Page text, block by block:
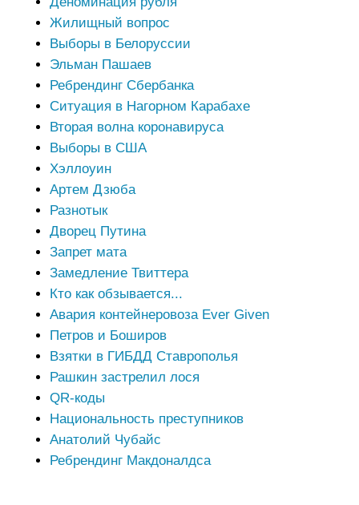
Жилищный вопрос
Выборы в Белоруссии
Эльман Пашаев
Ребрендинг Сбербанка
Ситуация в Нагорном Карабахе
Вторая волна коронавируса
Выборы в США
Хэллоуин
Артем Дзюба
Разнотык
Дворец Путина
Запрет мата
Замедление Твиттера
Кто как обзывается...
Авария контейнеровоза Ever Given
Петров и Боширов
Взятки в ГИБДД Ставрополья
Рашкин застрелил лося
QR-коды
Национальность преступников
Анатолий Чубайс
Ребрендинг Макдоналдса